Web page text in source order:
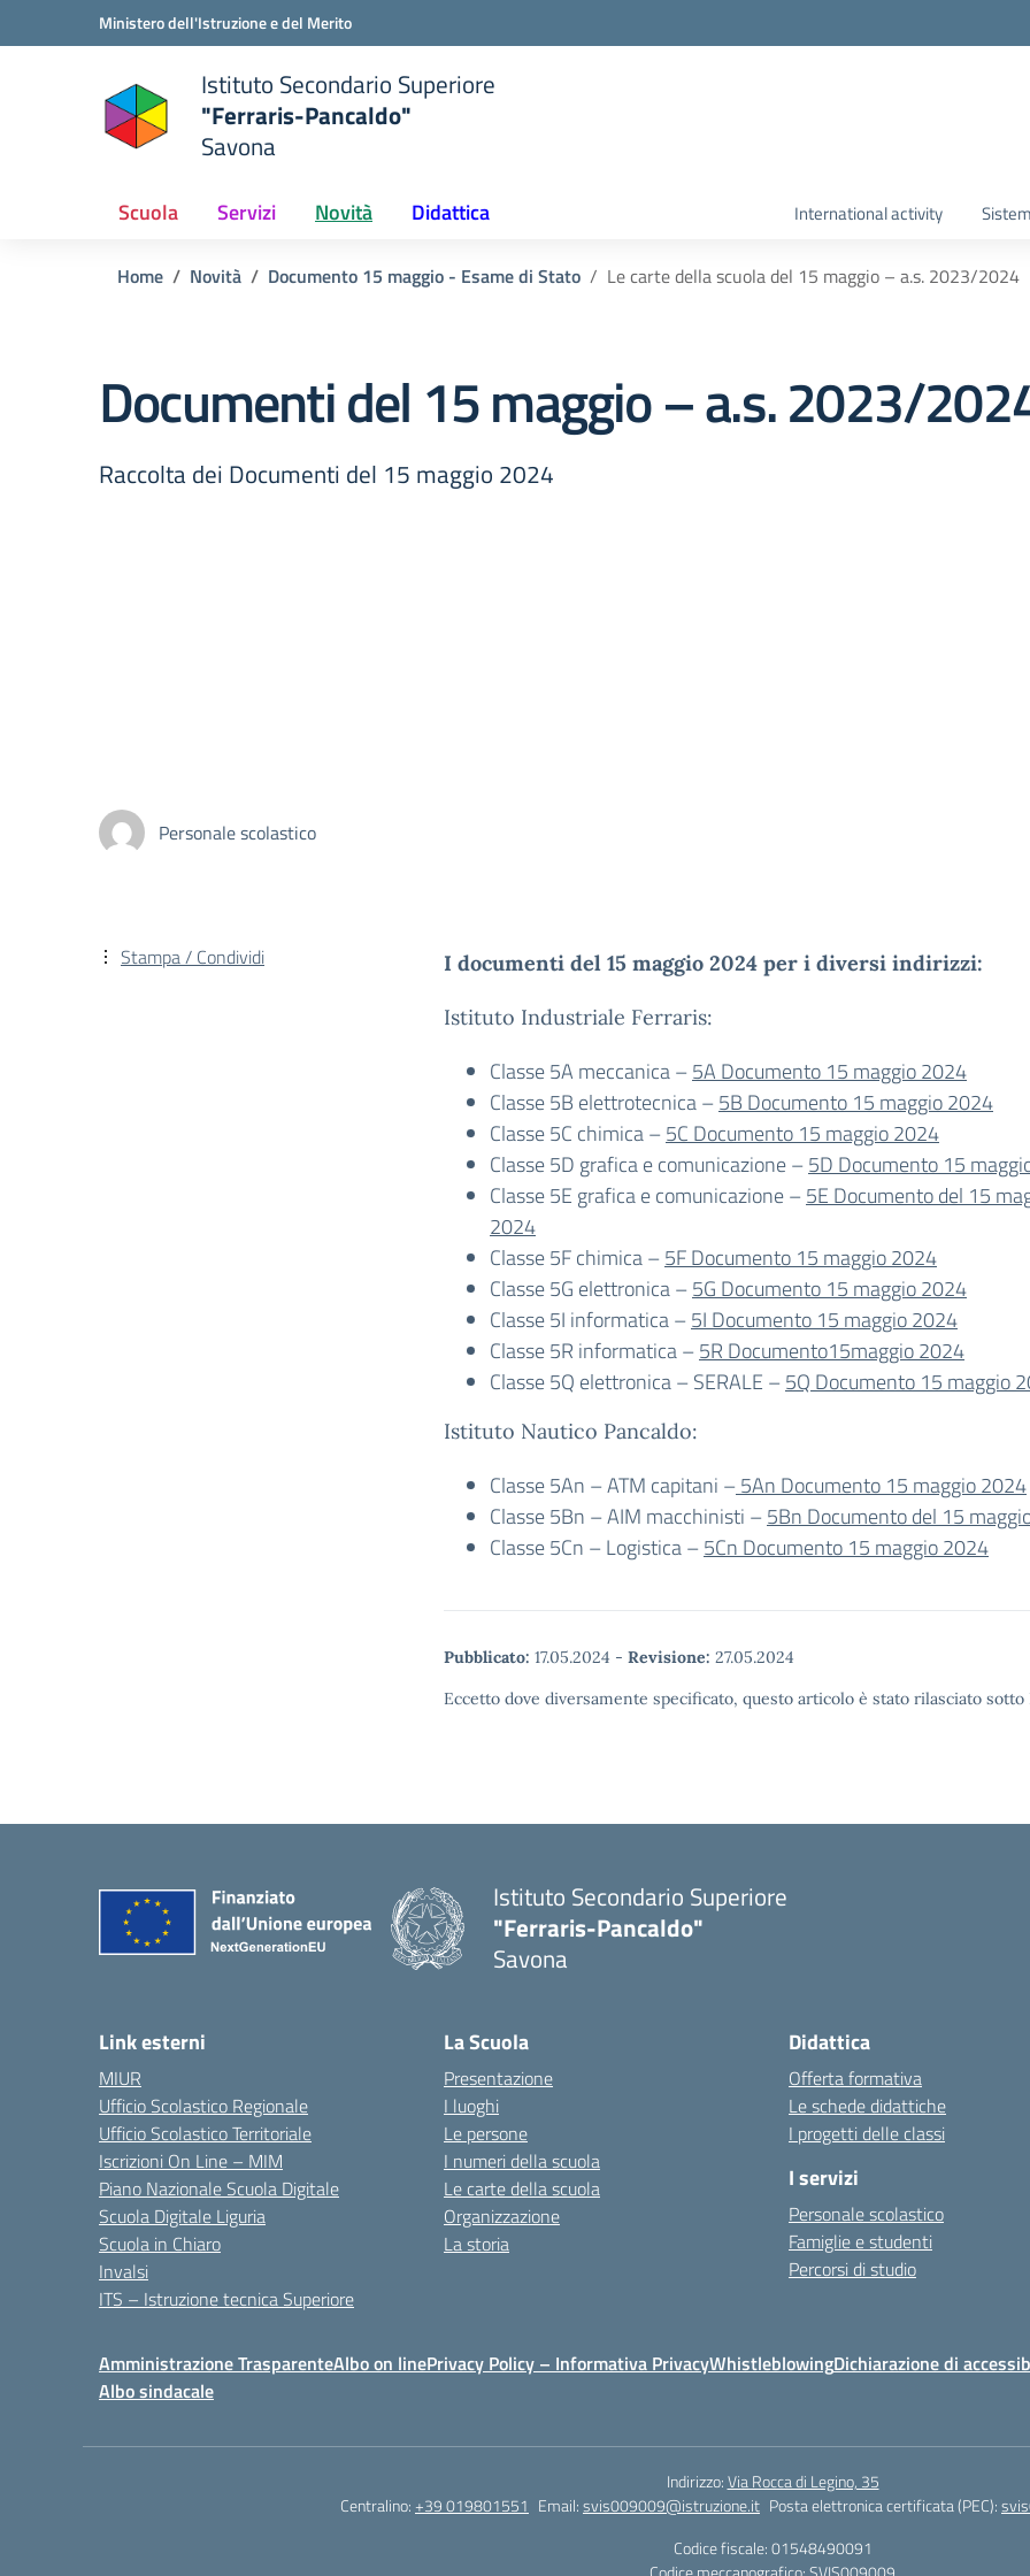
Vai ai contenuti
Vai al menu di navigazioneMinistero dell'Istruzione e del Merito
Istituto Secondario Superiore
"Ferraris-Pancaldo"
Savona
Scuola Servizi Novità Didattica International activity
Home Novità Documento 15 maggio - Esame di Stato Le carte della scuola del 15 maggio – a.s. 2023/2024
Documenti del 15 maggio – a.s. 2023/
Raccolta dei Documenti del 15 maggio 2024
Personale scolastico
I documenti del 15 maggio 2024 per i diversi indirizzi:
Istituto Industriale Ferraris:
Classe 5A meccanica –5A Documento 15 maggio 2024
Classe 5B elettrotecnica –5B Documento 15 maggio 2024
Classe 5C chimica –5C Documento 15 maggio 2024
Classe 5D grafica e comunicazione –5D Documento 15
Classe 5E grafica e comunicazione –5E Documento del 15
2024
Classe 5F chimica –5F Documento 15 maggio 2024
Classe 5G elettronica –5G Documento 15 maggio 2024
Classe 5I informatica –5I Documento 15 maggio 2024
Classe 5R informatica –5R Documento15maggio 2024
Classe 5Q elettronica – SERALE –5Q Documento 15 maggio
Istituto Nautico Pancaldo:
Classe 5An – ATM capitani –5An Documento 15 maggio 2024
Classe 5Bn – AIM macchinisti –5Bn Documento del 15
Classe 5Cn – Logistica –5Cn Documento 15 maggio 2024
Pubblicato: 17.05.2024 - Revisione: 27.05.2024
Eccetto dove diversamente specificato, questo articolo è stato rilasciato
Stampa / Condividi
Istituto Secondario Superiore
"Ferraris-Pancaldo"
Savona
Link esterni
MIUR
Ufficio Scolastico Regionale
Ufficio Scolastico Territoriale
Iscrizioni On Line – MIM
Piano Nazionale Scuola Digitale
Scuola Digitale Liguria
Scuola in Chiaro
Invalsi
ITS – Istruzione tecnica Superiore
La Scuola
Presentazione
I luoghi
Le persone
I numeri della scuola
Le carte della scuola
Organizzazione
La storia
Didattica
Offerta formativa
Le schede didattiche
I progetti delle classi
I servizi
Personale scolastico
Famiglie e studenti
Percorsi di studio
Amministrazione TrasparenteAlbo on linePrivacy Policy – Informativa PrivacyWhistleblowingDichiarazione di
Albo sindacale
Indirizzo:Via Rocca di Legino, 35
Centralino:+39 019801551 Email:svis009009@istruzione.it Posta elettronica certificata (PEC):
Codice fiscale: 01548490091